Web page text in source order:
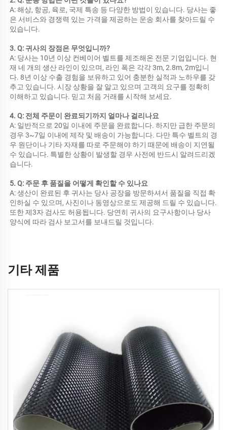
A: 해상, 항공, 육로, 국제 특송 등 다양한 방법이 있습니다. 당사는 좋
은 서비스와 경쟁력 있는 가격을 제공하는 운송 회사를 찾아드릴 수
있습니다.
3. Q: 귀사의 장점은 무엇입니까?
A: 당사는 10년 이상 컨베이어 벨트를 제조해온 전문 기업입니다. 현
재 네 개의 생산 라인이 있으며, 라인 폭은 각각 3m, 2.8m, 2m입니
다. 8년 이상 수출 경험을 보유하고 있어 충분한 실적과 노하우를 갖
추고 있습니다. 시장 상황을 잘 알고 있으며 고객의 요구를 정확히
이해하고 있습니다. 믿고 처음 거래를 시작해 보세요.
4. Q: 전체 주문이 완료되기까지 얼마나 걸리나요
A: 일반적으로 20일 이내에 주문을 완료합니다. 하지만 급한 주문의
경우 3~7일 이내에 제작 및 배송이 가능합니다. 다만 특수 벨트의 경
우 원단이나 기타 자재를 따로 주문해야 하기 때문에 배송이 지연될
수 있습니다. 특별한 상황이 발생할 경우 사전에 반드시 알려드리겠
습니다.
5. Q: 주문 후 품질을 어떻게 확인할 수 있나요
A: 생산이 완료된 후 귀사는 당사 공장을 방문하셔서 품질을 직접 확
인하실 수 있으며, 사진이나 동영상으로도 제공해 드릴 수 있습니다.
또한 제3자 검사도 허용됩니다. 당연히 귀사의 요구사항이나 당사
양식에 따라 검사 보고서를 보내드릴 것입니다.
기타 제품